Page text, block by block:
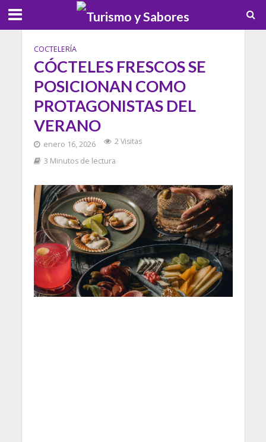
COCTELERÍA
CÓCTELES FRESCOS SE
POSICIONAN COMO
PROTAGONISTAS DEL
VERANO
enero 16, 2026
2 Visitas
3 Minutos de lectura